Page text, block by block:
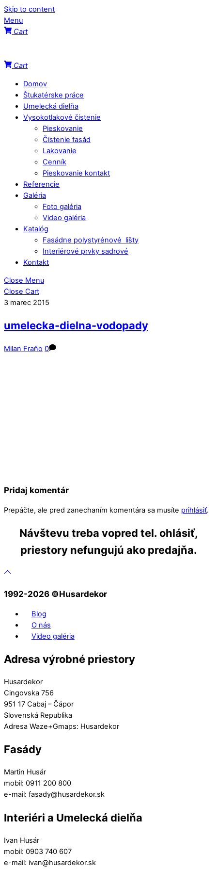
Skip to content
Menu
Cart
Cart
Domov
Štukatérske práce
Umelecká dielňa
Vysokotlakové čistenie
Pieskovanie
Čistenie fasád
Lakovanie
Cenník
Pieskovanie kontakt
Referencie
Galéria
Foto galéria
Video galéria
Katalóg
Fasádne polystyrénové lišty
Interiérové prvky sadrové
Kontakt
Close Menu
Close Cart
3 marec 2015
umelecka-dielna-vodopady
Milan Fraňo 0
Pridaj komentár
Prepáčte, ale pred zanechaním komentára sa musíte prihlásiť.
Návštevu treba vopred tel. ohlásiť,
priestory nefungujú ako predajňa.
1992-2026 ©️Husardekor
Blog
O nás
Video galéria
Adresa výrobné priestory
Husardekor
Cingovska 756
951 17 Cabaj – Čápor
Slovenská Republika
Adresa Waze+Gmaps: Husardekor
Fasády
Martin Husár
mobil: 0911 200 800
e-mail: fasady@husardekor.sk
Interiéri a Umelecká dielňa
Ivan Husár
mobil: 0903 740 607
e-mail: ivan@husardekor.sk